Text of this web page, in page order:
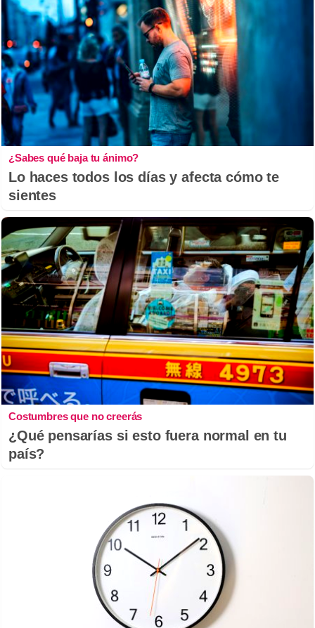
¿Sabes qué baja tu ánimo?
Lo haces todos los días y afecta cómo te
sientes
Costumbres que no creerás
¿Qué pensarías si esto fuera normal en tu
país?